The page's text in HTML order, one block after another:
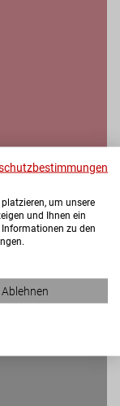
um unsere
und Ihnen ein
zu den
Ablehnen